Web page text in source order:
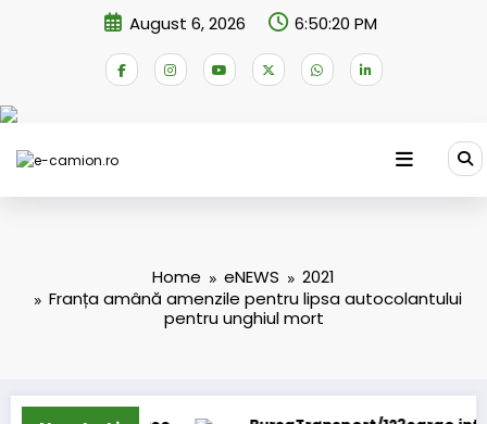
August 6, 2026 6:50:21 PM
Home eNEWS
2021
Franța amână amenzile pentru lipsa autocolantului
pentru unghiul mort